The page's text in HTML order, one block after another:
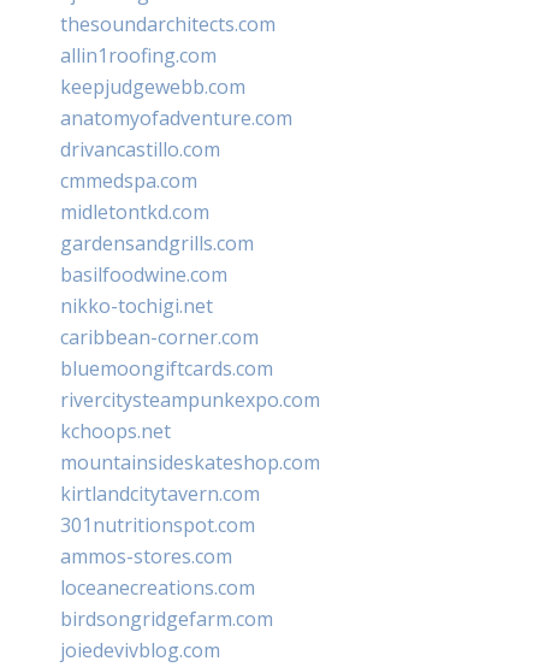
thesoundarchitects.com
allin1roofing.com
keepjudgewebb.com
anatomyofadventure.com
drivancastillo.com
cmmedspa.com
midletontkd.com
gardensandgrills.com
basilfoodwine.com
nikko-tochigi.net
caribbean-corner.com
bluemoongiftcards.com
rivercitysteampunkexpo.com
kchoops.net
mountainsideskateshop.com
kirtlandcitytavern.com
301nutritionspot.com
ammos-stores.com
loceanecreations.com
birdsongridgefarm.com
joiedevivblog.com